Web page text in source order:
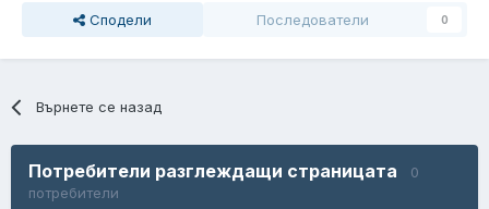
Сподели Последователи 0
Върнете се назад
Потребители разглеждащи страницата
0
потребители